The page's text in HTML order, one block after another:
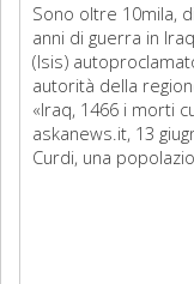
Sono oltre 10mila,
anni di guerra in
(Isis)
autorità della
«Iraq, 1466 i morti
askanews.it, 13
Curdi, una